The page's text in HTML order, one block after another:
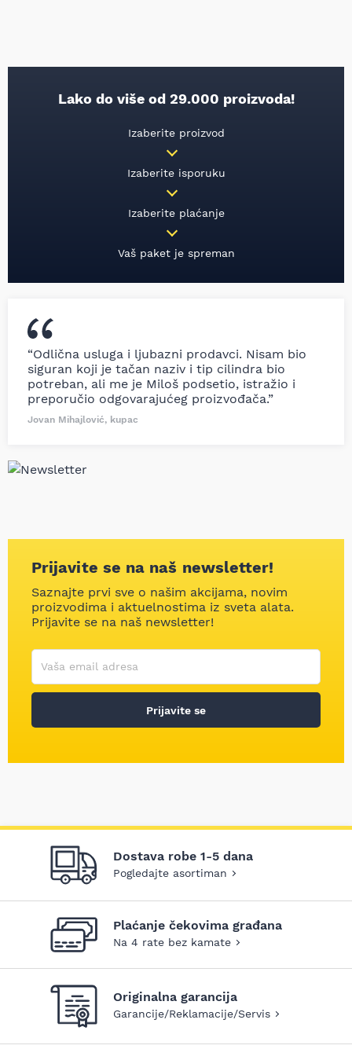
Lako do više od 29.000 proizvoda!
Izaberite proizvod
Izaberite isporuku
Izaberite plaćanje
Vaš paket je spreman
“Odlična usluga i ljubazni prodavci. Nisam bio
siguran koji je tačan naziv i tip cilindra bio
potreban, ali me je Miloš podsetio, istražio i
preporučio odgovarajućeg proizvođača.”
Jovan Mihajlović, kupac
Prijavite se na naš newsletter!
Saznajte prvi sve o našim akcijama, novim
proizvodima i aktuelnostima iz sveta alata.
Prijavite se na naš newsletter!
Korisničko ime
Vaša email adresa
Prijavite se
Dostava robe 1-5 dana
Pogledajte asortiman
Plaćanje čekovima građana
Na 4 rate bez kamate
Originalna garancija
Garancije/Reklamacije/Servis